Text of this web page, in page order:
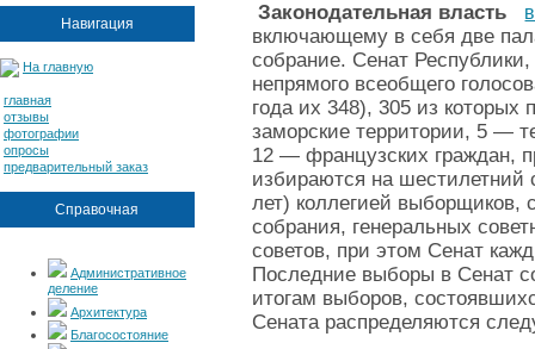
Навигация
На главную
главная
отзывы
фотографии
опросы
предварительный заказ
Справочная
Административное
деление
Архитектура
Благосостояние
Законодательная власть
включающему в себя две
собрание. Сенат
непрямого всеобщего
года их 348), 305 из
заморские территории, 5 —
12 — французских граждан,
избираются на шестилетний
лет) коллегией выборщиков,
собрания, генеральных
советов, при этом Сенат
Последние выборы в Сенат
итогам выборов,
Сената распределяются